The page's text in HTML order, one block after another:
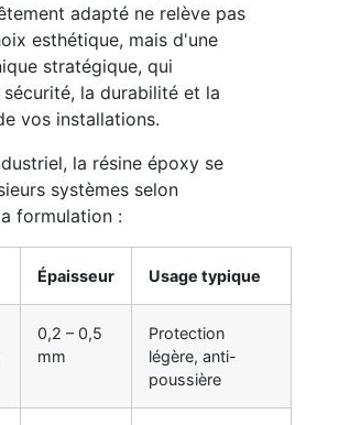
adapté ne relève pas
esthétique, mais d'une
stratégique, qui
la durabilité et la
vos installations.
la résine époxy se
systèmes selon
formulation :
Épaisseur Usage typique
0,2 – 0,5
mm
Protection
légère, anti-
poussière